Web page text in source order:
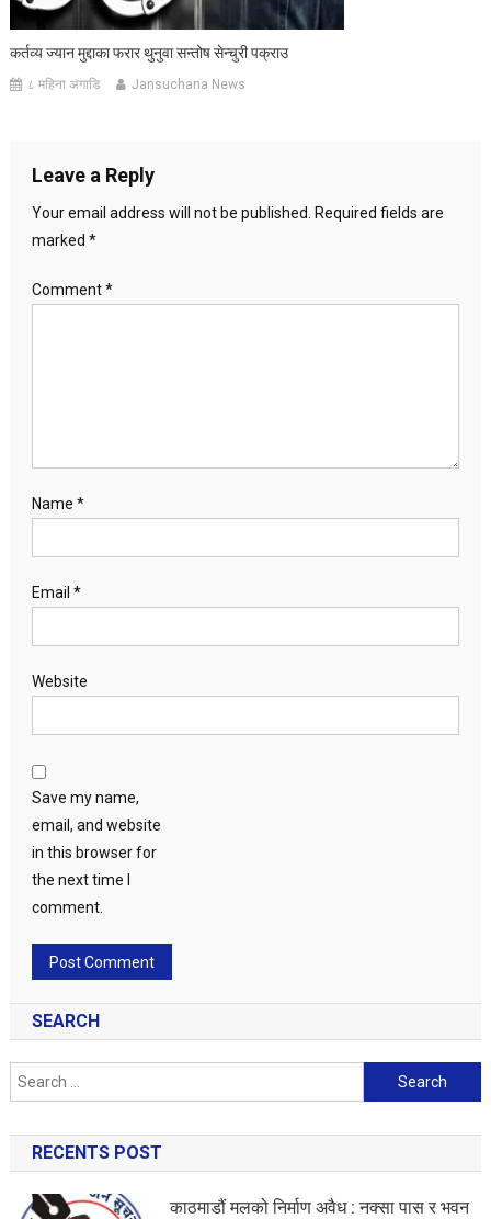
कर्तव्य ज्यान मुद्दाका फरार थुनुवा सन्तोष सेन्चुरी पक्राउ
८ महिना अगाडि Jansuchana News
Leave a Reply
Your email address will not be published. Required fields are
marked *
Comment*
Name *
Email *
Website
Save my name,
email, and website
in this browser for
the next time I
comment.
SEARCH
Search
for:
RECENTS POST
काठमाडौं मलको निर्माण अवैध : नक्सा पास र भवन